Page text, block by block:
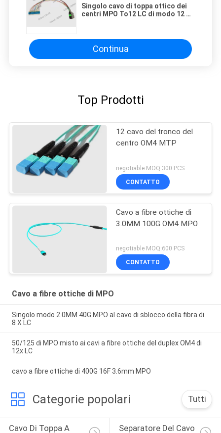
Singolo cavo di toppa ottico dei
centri MPO To12 LC di modo 12 di
Continua
Top Prodotti
12 cavo del tronco del
centro OM4 MTP
negotiable MOQ:300 PCS
CONTATTO
Cavo a fibre ottiche di
3.0MM 100G OM4 MPO
negotiable MOQ:600 PCS
CONTATTO
Cavo a fibre ottiche di MPO
Singolo modo 2.0MM 40G MPO al cavo di sblocco della fibra di
8 X LC
50/125 di MPO misto ai cavi a fibre ottiche del duplex OM4 di
12x LC
cavo a fibre ottiche di 400G 16F 3.6mm MPO
Categorie popolari Tutti
Cavo Di Toppa A Separatore Del Cavo